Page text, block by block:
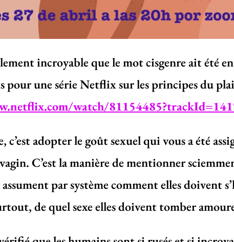
incroyable que le mot cisgenre ait été
pour une série Netflix sur les principes du
watch/
c’est adopter le goût sexuel qui vous a été
C’est la manière de mentionner
par système comment elles doivent
de quel sexe elles doivent tomber